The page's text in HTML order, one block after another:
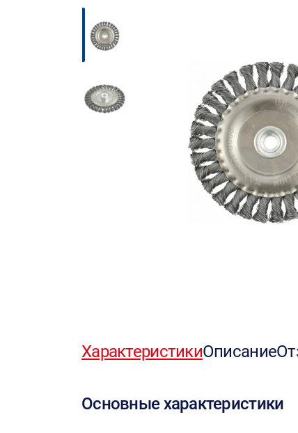
ХарактеристикиОписание
Основные характеристики